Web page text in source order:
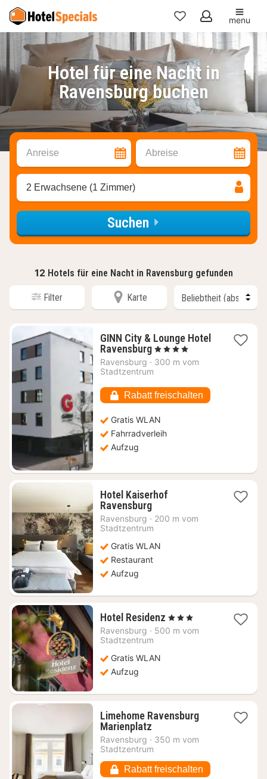
Meine
Favoriten
menu
Hotel für eine Nacht in
Ravensburg buchen
Anreise Abreise
2 Erwachsene (1 Zimmer)
Suchen
12 Hotels für eine Nacht in Ravensburg gefunden
Filter Karte
GINN City & Lounge Hotel
Ravensburg1
Nacht
€
, 4 Sterne
Ravensburg · 300 m vom
Stadtzentrum
Rabatt freischalten
Gratis WLAN
Fahrradverleih
Aufzug
Hotel Kaiserhof
Ravensburg1
Nacht
ab
€
Ravensburg · 200 m vom
Stadtzentrum
Gratis WLAN
Restaurant
Aufzug
Hotel Residenz 1
Nacht
, 3 Sterne
Ravensburg · 500 m vom
Stadtzentrum
Gratis WLAN
Aufzug
Limehome Ravensburg
Marienplatz1
Nacht
ab
€
Ravensburg · 350 m vom
Stadtzentrum
Rabatt freischalten